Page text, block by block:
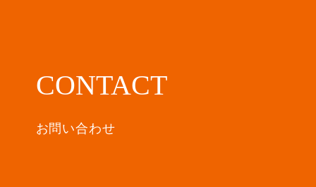
CONTACT
お問い合わせ